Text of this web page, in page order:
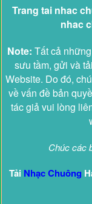
Trang tai nhac
nhac
Note: Tất cả
sưu tầm, gửi và
Website. Do đó,
về vấn đề bản
tác giả vui lòng
Chúc các
Tải Nhạc Chuông